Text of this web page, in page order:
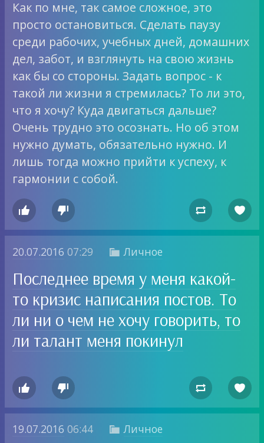
Как по мне, так самое сложное, это
просто остановиться. Сделать паузу
среди рабочих, учебных дней, домашних
дел, забот, и взглянуть на свою жизнь
как бы со стороны. Задать вопрос - к
такой ли жизни я стремилась? То ли это,
что я хочу? Куда двигаться дальше?
Очень трудно это осознать. Но об этом
нужно думать, обязательно нужно. И
лишь тогда можно прийти к успеху, к
гармонии с собой.
   
20.07.2016 07:29  Личное
Последнее время у меня какой-
то кризис написания постов. То
ли ни о чем не хочу говорить, то
ли талант меня покинул
   
19.07.2016 06:44  Личное